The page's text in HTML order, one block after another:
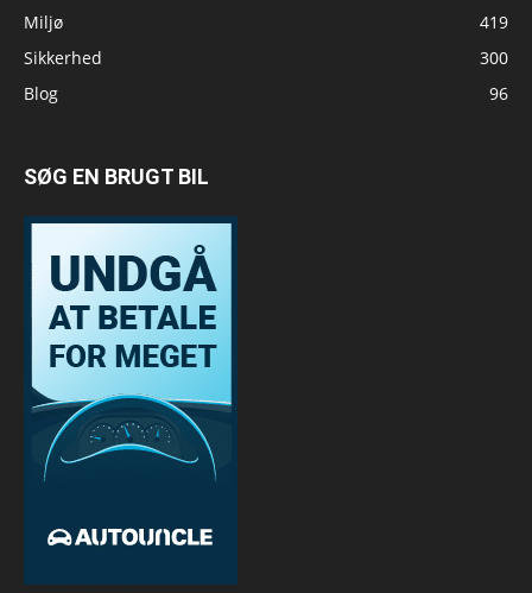
Miljø
419
Sikkerhed
300
Blog
96
SØG EN BRUGT BIL